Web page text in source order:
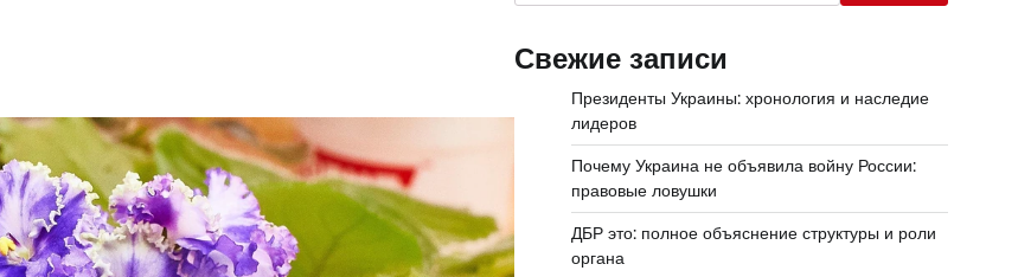
Свежие записи
Президенты Украины: хронология и наследие
лидеров
Почему Украина не объявила войну России:
правовые ловушки
ДБР это: полное объяснение структуры и роли
органа